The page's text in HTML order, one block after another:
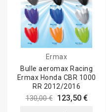
Ermax
Bulle aeromax Racing
Ermax Honda CBR 1000
RR 2012/2016
130,00 € 123,50 €